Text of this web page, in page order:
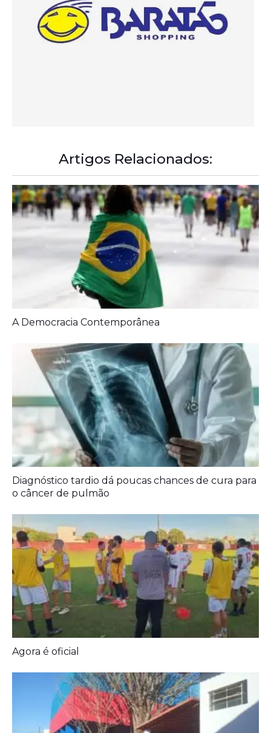
Artigos Relacionados:
A Democracia Contemporânea
Diagnóstico tardio dá poucas chances de cura para
o câncer de pulmão
Agora é oficial